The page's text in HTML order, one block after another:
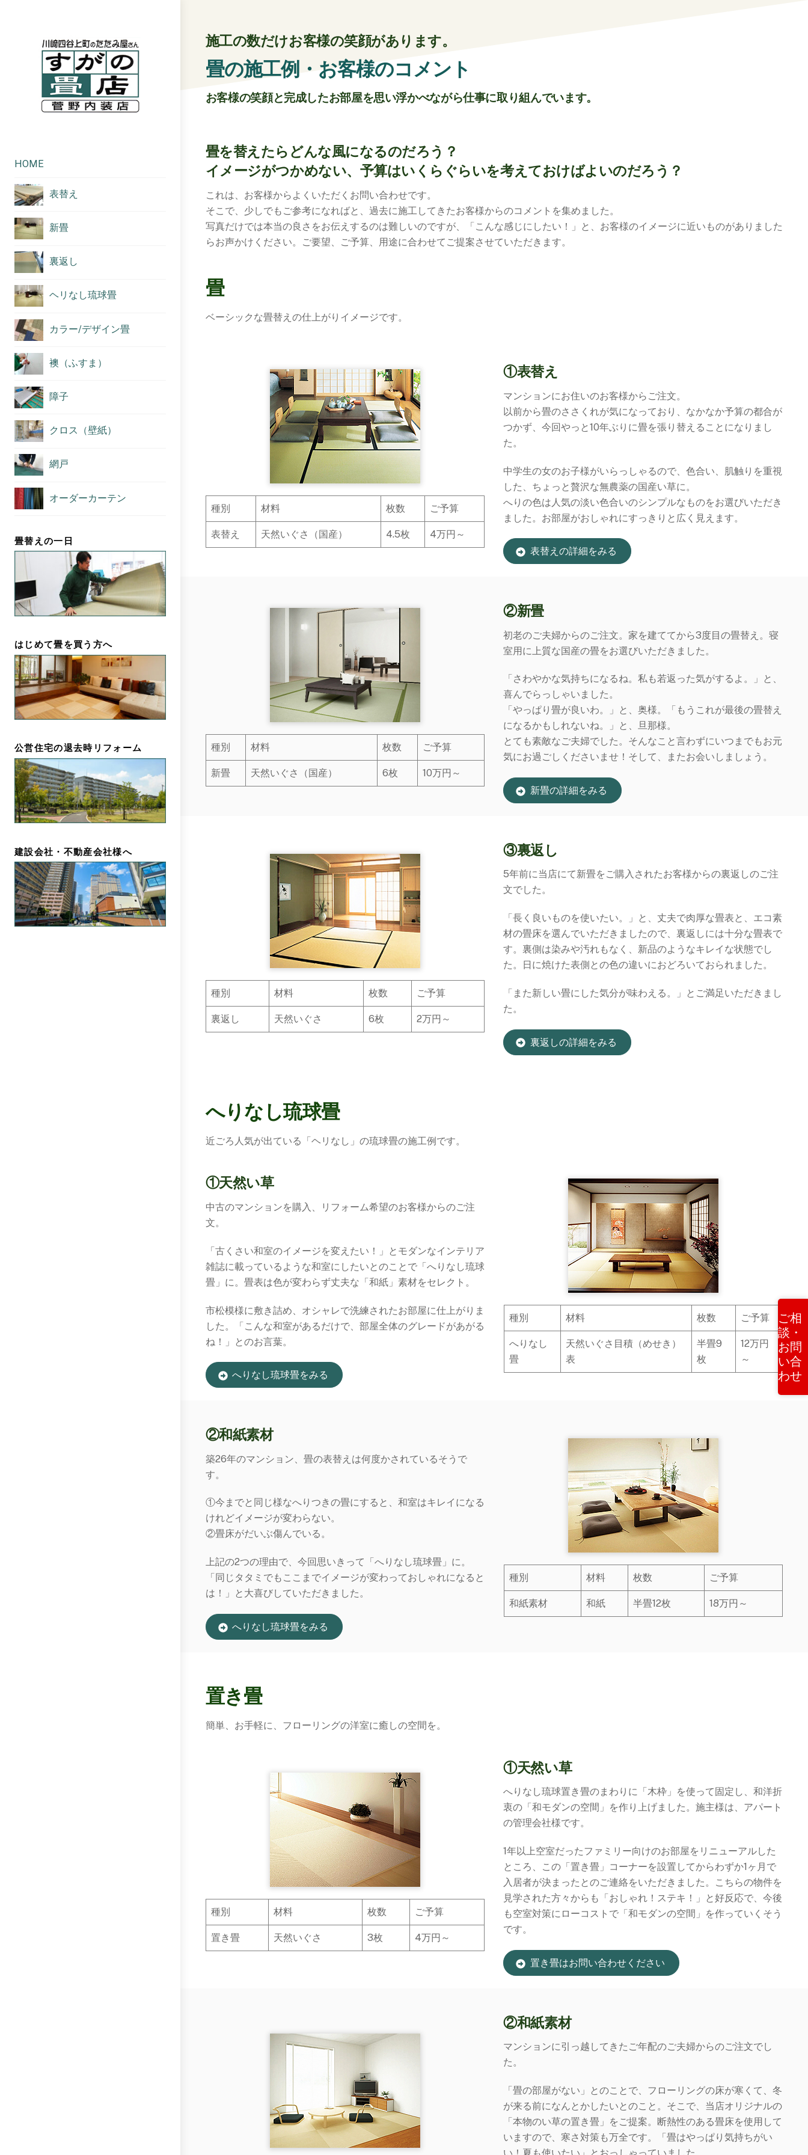
HOME
表替え
新畳
裏返し
ヘリなし琉球畳
カラー/デザイン畳
襖（ふすま）
障子
クロス（壁紙）
網戸
オーダーカーテン
畳替えの一日
はじめて畳を買う方へ
公営住宅の退去時リフォーム
建設会社・不動産会社様へ
施工の数だけお客様の笑顔があります。
畳の施工例・お客様のコメント
お客様の笑顔と完成したお部屋を思い浮かべながら仕事に取り組んでいます。
畳を替えたらどんな風になるのだろう？
イメージがつかめない、予算はいくらぐらいを考えておけばよいのだろう？
これは、お客様からよくいただくお問い合わせです。
そこで、少しでもご参考になればと、過去に施工してきたお客様からのコメントを集めました。
写真だけでは本当の良さをお伝えするのは難しいのですが、「こんな感じにしたい！」と、お客様のイメージに近いものがありました
らお声かけください。ご要望、ご予算、用途に合わせてご提案させていただきます。
畳
ベーシックな畳替えの仕上がりイメージです。
種別 材料 枚数 ご予算
表替え 天然いぐさ（国産） 4.5枚 4万円～
①表替え
マンションにお住いのお客様からご注文。
以前から畳のささくれが気になっており、なかなか予算の都合が
つかず、今回やっと10年ぶりに畳を張り替えることになりまし
た。
中学生の女のお子様がいらっしゃるので、色合い、肌触りを重視
した、ちょっと贅沢な無農薬の国産い草に。
へりの色は人気の淡い色合いのシンプルなものをお選びいただき
ました。お部屋がおしゃれにすっきりと広く見えます。
表替えの詳細をみる
種別 材料 枚数 ご予算
新畳 天然いぐさ（国産） 6枚 10万円～
②新畳
初老のご夫婦からのご注文。家を建ててから3度目の畳替え。寝
室用に上質な国産の畳をお選びいただきました。
「さわやかな気持ちになるね。私も若返った気がするよ。」と、
喜んでらっしゃいました。
「やっぱり畳が良いわ。」と、奥様。「もうこれが最後の畳替え
になるかもしれないね。」と、旦那様。
とても素敵なご夫婦でした。そんなこと言わずにいつまでもお元
気にお過ごしくださいませ！そして、またお会いしましょう。
新畳の詳細をみる
種別 材料 枚数 ご予算
裏返し 天然いぐさ 6枚 2万円～
③裏返し
5年前に当店にて新畳をご購入されたお客様からの裏返しのご注
文でした。
「長く良いものを使いたい。」と、丈夫で肉厚な畳表と、エコ素
材の畳床を選んでいただきましたので、裏返しには十分な畳表で
す。裏側は染みや汚れもなく、新品のようなキレイな状態でし
た。日に焼けた表側との色の違いにおどろいておられました。
「また新しい畳にした気分が味わえる。」とご満足いただきまし
た。
裏返しの詳細をみる
へりなし琉球畳
近ごろ人気が出ている「ヘリなし」の琉球畳の施工例です。
①天然い草
中古のマンションを購入、リフォーム希望のお客様からのご注
文。
「古くさい和室のイメージを変えたい！」とモダンなインテリア
雑誌に載っているような和室にしたいとのことで「へりなし琉球
畳」に。畳表は色が変わらず丈夫な「和紙」素材をセレクト。
市松模様に敷き詰め、オシャレで洗練されたお部屋に仕上がりま
した。「こんな和室があるだけで、部屋全体のグレードがあがる
ね！」とのお言葉。
へりなし琉球畳をみる
種別 材料 枚数 ご予算
へりなし
畳
天然いぐさ目積（めせき）
表
半畳9
枚
12万円
～
②和紙素材
築26年のマンション、畳の表替えは何度かされているそうで
す。
①今までと同じ様なへりつきの畳にすると、和室はキレイになる
けれどイメージが変わらない。
②畳床がだいぶ傷んでいる。
上記の2つの理由で、今回思いきって「へりなし琉球畳」に。
「同じタタミでもここまでイメージが変わっておしゃれになると
は！」と大喜びしていただきました。
へりなし琉球畳をみる
種別 材料 枚数 ご予算
和紙素材 和紙 半畳12枚 18万円～
置き畳
簡単、お手軽に、フローリングの洋室に癒しの空間を。
種別 材料 枚数 ご予算
置き畳 天然いぐさ 3枚 4万円～
①天然い草
へりなし琉球置き畳のまわりに「木枠」を使って固定し、和洋折
衷の「和モダンの空間」を作り上げました。施主様は、アパート
の管理会社様です。
1年以上空室だったファミリー向けのお部屋をリニューアルした
ところ、この「置き畳」コーナーを設置してからわずか1ヶ月で
入居者が決まったとのご連絡をいただきました。こちらの物件を
見学された方々からも「おしゃれ！ステキ！」と好反応で、今後
も空室対策にローコストで「和モダンの空間」を作っていくそう
です。
置き畳はお問い合わせください
②和紙素材
マンションに引っ越してきたご年配のご夫婦からのご注文でし
た。
「畳の部屋がない」とのことで、フローリングの床が寒くて、冬
が来る前になんとかしたいとのこと。そこで、当店オリジナルの
「本物のい草の置き畳」をご提案。断熱性のある畳床を使用して
いますので、寒さ対策も万全です。「畳はやっぱり気持ちがい
ご相
談・
お問
い合
わせ